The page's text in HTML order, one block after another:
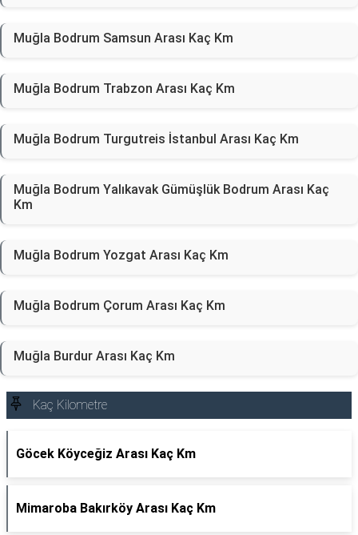
Muğla Bodrum Samsun Arası Kaç Km
Muğla Bodrum Trabzon Arası Kaç Km
Muğla Bodrum Turgutreis İstanbul Arası Kaç Km
Muğla Bodrum Yalıkavak Gümüşlük Bodrum Arası Kaç
Km
Muğla Bodrum Yozgat Arası Kaç Km
Muğla Bodrum Çorum Arası Kaç Km
Muğla Burdur Arası Kaç Km
Kaç Kilometre
Göcek Köyceğiz Arası Kaç Km
Mimaroba Bakırköy Arası Kaç Km